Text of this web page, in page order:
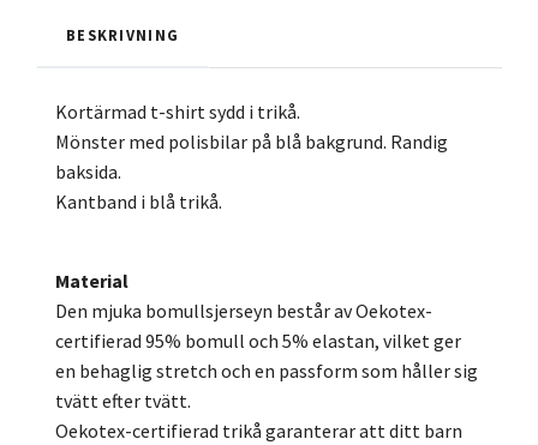
BESKRIVNING
Kortärmad t-shirt sydd i trikå.
Mönster med polisbilar på blå bakgrund. Randig
baksida.
Kantband i blå trikå.
Material
Den mjuka bomullsjerseyn består av Oekotex-
certifierad 95% bomull och 5% elastan, vilket ger
en behaglig stretch och en passform som håller sig
tvätt efter tvätt.
Oekotex-certifierad trikå garanterar att ditt barn